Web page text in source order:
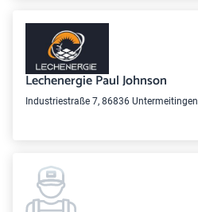
Lechenergie Paul Johnson
Industriestraße 7, 86836 Untermeitingen